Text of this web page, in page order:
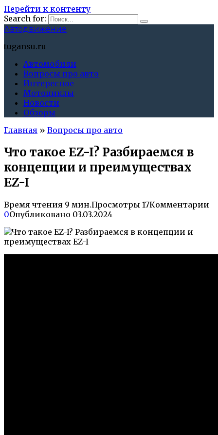
Перейти к контенту
Search for:
Автодвижение
tugansu.ru
Автомобили
Вопросы про авто
Интересное
Мотоциклы
Новости
Обзоры
Главная » Вопросы про авто
Что такое EZ-I? Разбираемся в
концепции и преимуществах
EZ-I
Время чтения 9 мин.Просмотры 17Комментарии
0Опубликовано 03.03.2024